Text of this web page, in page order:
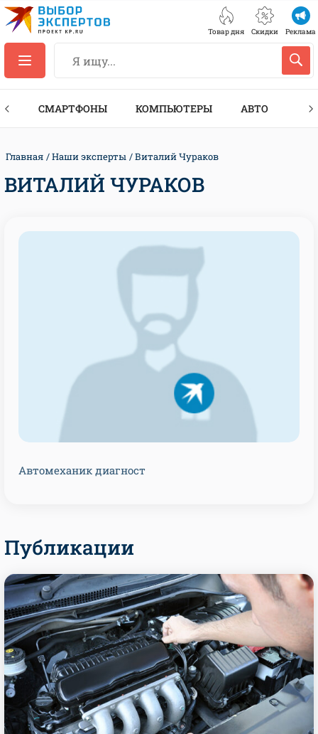
Товар дня Скидки Реклама
СМАРТФОНЫ КОМПЬЮТЕРЫ АВТО
Главная Наши эксперты Виталий Чураков
ВИТАЛИЙ ЧУРАКОВ
Автомеханик диагност
Публикации